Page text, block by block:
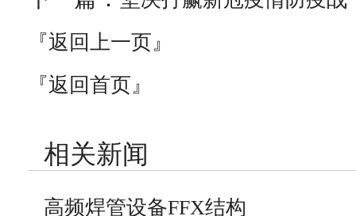
『返回上一页』
『返回首页』
相关新闻
高频焊管设备FFX结构